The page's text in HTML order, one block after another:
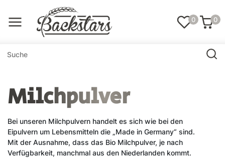
0 0
Milchpulver
Bei unseren Milchpulvern handelt es sich wie bei den
Eipulvern um Lebensmitteln die „Made in Germany“ sind.
Mit der Ausnahme, dass das Bio Milchpulver, je nach
Verfügbarkeit, manchmal aus den Niederlanden kommt.